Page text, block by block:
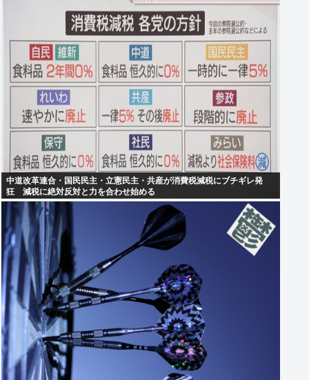
中道改革連合・国民民主・立憲民主・共産が消費税減税にブチギレ発
狂 減税に絶対反対と力を合わせ始める